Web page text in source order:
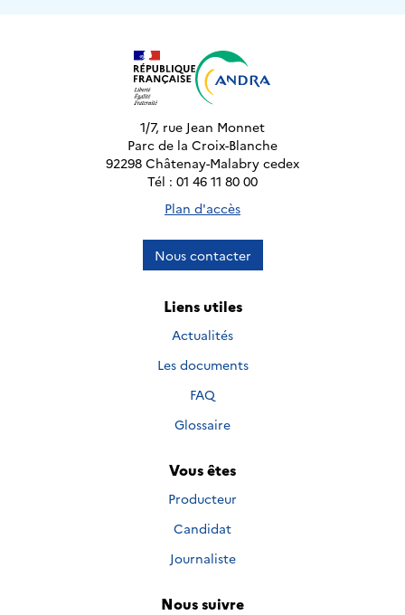
1/7, rue Jean Monnet
Parc de la Croix-Blanche
92298 Châtenay-Malabry cedex
Tél : 01 46 11 80 00
Plan d'accès
Nous contacter
Liens utiles
Actualités
Les documents
FAQ
Glossaire
Vous êtes
Producteur
Candidat
Journaliste
Nous suivre